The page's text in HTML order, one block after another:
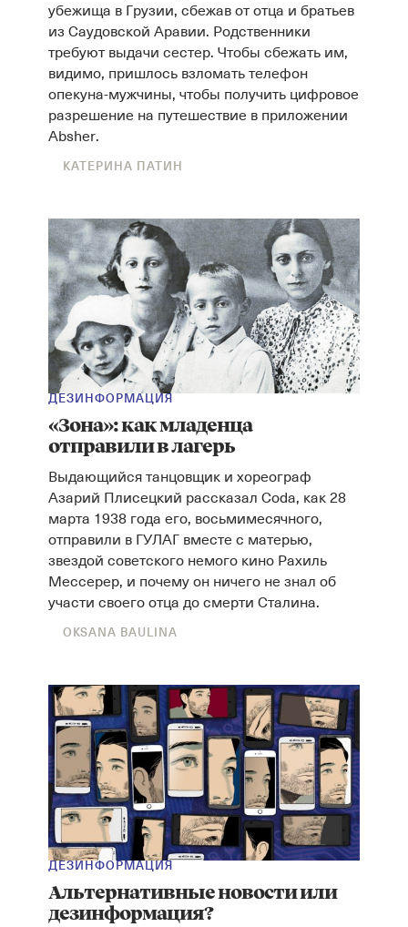
убежища в Грузии, сбежав от отца и братьев
из Саудовской Аравии. Родственники
требуют выдачи сестер. Чтобы сбежать им,
видимо, пришлось взломать телефон
опекуна-мужчины, чтобы получить цифровое
разрешение на путешествие в приложении
Absher.
КАТЕРИНА ПАТИН
ДЕЗИНФОРМАЦИЯ
«Зона»: как младенца
отправили в лагерь
Выдающийся танцовщик и хореограф
Азарий Плисецкий рассказал Coda, как 28
марта 1938 года его, восьмимесячного,
отправили в ГУЛАГ вместе с матерью,
звездой советского немого кино Рахиль
Мессерер, и почему он ничего не знал об
участи своего отца до смерти Сталина.
OKSANA BAULINA
ДЕЗИНФОРМАЦИЯ
Альтернативные новости или
дезинформация?